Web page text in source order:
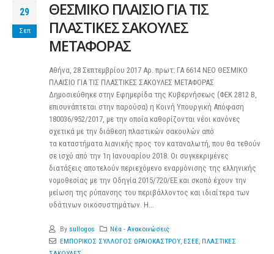
29
Σεπ
ΘΕΣΜΙΚΟ ΠΛΑΙΣΙΟ ΓΙΑ ΤΙΣ
ΠΛΑΣΤΙΚΕΣ ΣΑΚΟΥΛΕΣ
ΜΕΤΑΦΟΡΑΣ
Αθήνα, 28 Σεπτεμβρίου 2017 Αρ. πρωτ: ΓΑ 6614 ΝΕΟ ΘΕΣΜΙΚΟ
ΠΛΑΙΣΙΟ ΓΙΑ ΤΙΣ ΠΛΑΣΤΙΚΕΣ ΣΑΚΟΥΛΕΣ ΜΕΤΑΦΟΡΑΣ
Δημοσιεύθηκε στην Εφημερίδα της Κυβερνήσεως (ΦΕΚ 2812 Β,
επισυνάπτεται στην παρούσα) η Κοινή Υπουργική Απόφαση
180036/952/2017, με την οποία καθορίζονται νέοι κανόνες
σχετικά με την διάθεση πλαστικών σακουλών από
τα καταστήματα λιανικής προς τον καταναλωτή, που θα τεθούν
σε ισχύ από την 1η Ιανουαρίου 2018. Οι συγκεκριμένες
διατάξεις αποτελούν περιεχόμενο εναρμόνισης της ελληνικής
νομοθεσίας με την Οδηγία 2015/720/ΕΕ και σκοπό έχουν την
μείωση της ρύπανσης του περιβάλλοντος και ιδιαίτερα των
υδάτινων οικοσυστημάτων. Η...
By sullogos
Νέα - Ανακοινώσεις
ΕΜΠΟΡΙΚΟΣ ΣΥΛΛΟΓΟΣ ΩΡΑΙΟΚΑΣΤΡΟΥ, ΕΣΕΕ, ΠΛΑΣΤΙΚΕΣ